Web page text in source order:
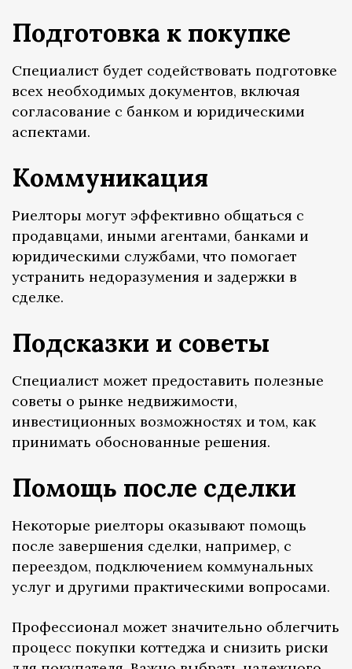
Подготовка к покупке
Специалист будет содействовать подготовке
всех необходимых документов, включая
согласование с банком и юридическими
аспектами.
Коммуникация
Риелторы могут эффективно общаться с
продавцами, иными агентами, банками и
юридическими службами, что помогает
устранить недоразумения и задержки в
сделке.
Подсказки и советы
Специалист может предоставить полезные
советы о рынке недвижимости,
инвестиционных возможностях и том, как
принимать обоснованные решения.
Помощь после сделки
Некоторые риелторы оказывают помощь
после завершения сделки, например, с
переездом, подключением коммунальных
услуг и другими практическими вопросами.
Профессионал может значительно облегчить
процесс покупки коттеджа и снизить риски